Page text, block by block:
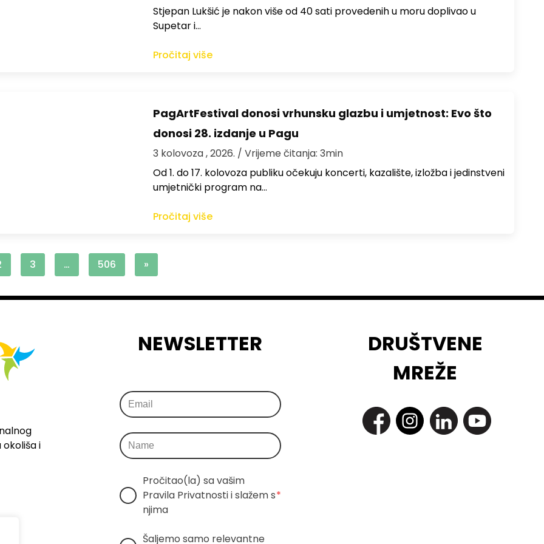
St​jepan Lukšić je nakon više od 40 sati provedenih u moru doplivao u
Supetar i…
Pročitaj više
PagArtFestival donosi vrhunsku glazbu i umjetnost: Evo što
donosi 28. izdanje u Pagu
3 kolovoza , 2026. / Vrijeme čitanja: 3min
Od 1. do 17. kolovoza publiku očekuju koncerti, kazalište, izložba i jedinstveni
umjetnički program na…
Pročitaj više
3 … 506 »
i
NEWSLETTER
Pročitao(la) sa vašim
Pravila Privatnosti i slažem s
njima
*
Šaljemo samo relevantne
DRUŠTVENE
MREŽE